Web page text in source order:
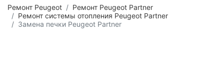
Ремонт Peugeot
Ремонт Peugeot Partner
Ремонт системы отопления Peugeot Partner
Замена печки Peugeot Partner